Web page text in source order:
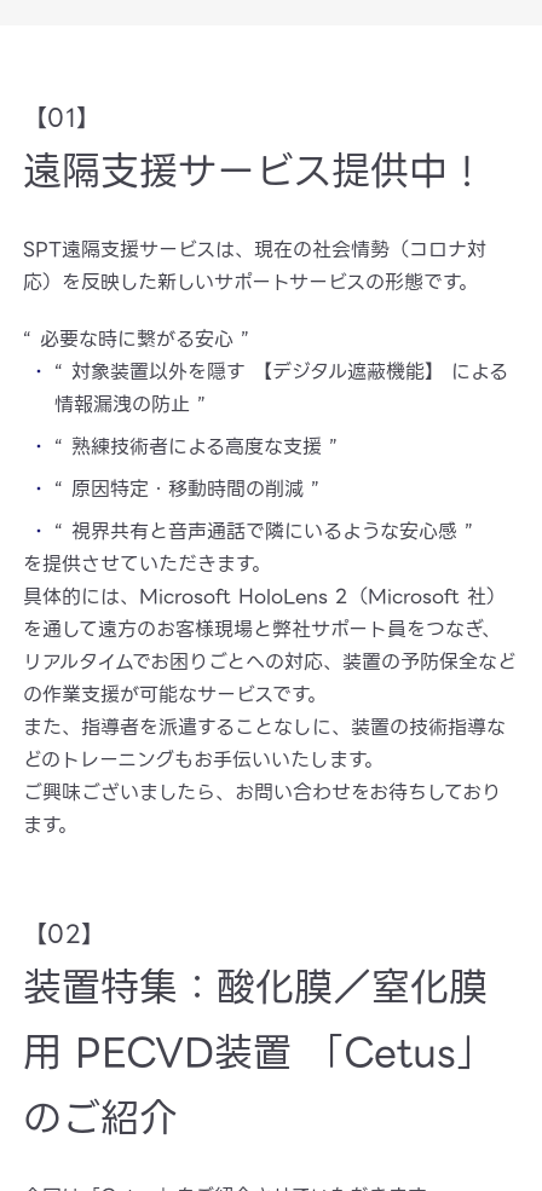
【01】
遠隔支援サービス提供中！
SPT遠隔支援サービスは、現在の社会情勢（コロナ対
応）を反映した新しいサポートサービスの形態です。
“ 必要な時に繋がる安心 ”
“ 対象装置以外を隠す 【デジタル遮蔽機能】 による
情報漏洩の防止 ”
“ 熟練技術者による高度な支援 ”
“ 原因特定・移動時間の削減 ”
“ 視界共有と音声通話で隣にいるような安心感 ”
を提供させていただきます。
具体的には、Microsoft HoloLens 2（Microsoft 社）
を通して遠方のお客様現場と弊社サポート員をつなぎ、
リアルタイムでお困りごとへの対応、装置の予防保全など
の作業支援が可能なサービスです。
また、指導者を派遣することなしに、装置の技術指導な
どのトレーニングもお手伝いいたします。
ご興味ございましたら、お問い合わせをお待ちしており
ます。
【02】
装置特集：酸化膜／窒化膜
用 PECVD装置 「Cetus」
のご紹介